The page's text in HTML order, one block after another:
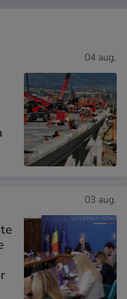
04 aug.
03 aug.